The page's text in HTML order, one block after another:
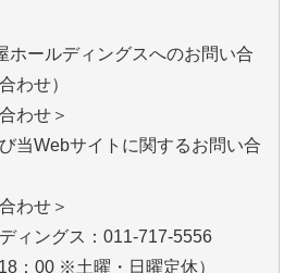
ホールディングスへのお問い合
わせ）
わせ＞
当Webサイトに関するお問い合
わせ＞
ィングス：011-717-5556
：00 ※土曜・日曜定休）